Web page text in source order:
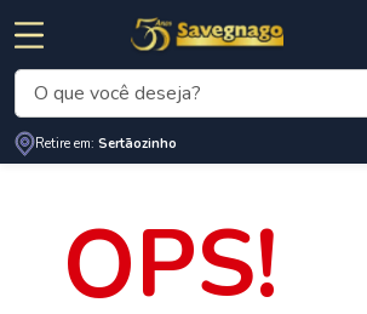
CUPOM DE DESCONTO
O que você deseja?
Retire em: Sertãozinho
Termos mais buscados
cafe
cerveja